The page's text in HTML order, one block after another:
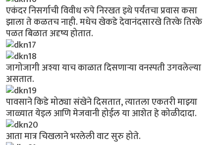
एकंदर निसर्गाची विवीध रुपे निरखत इथे पर्यंतचा प्रवास कसा
झाला ते कळतच नाही. मधेच खेकडे देवानंदसारखे तिरके तिरके
पळत बिळात अदृष्य होतात.
जागोजागी अश्या याच काळात दिसणार्‍या वनस्पती उगवलेल्या
असतात.
पावसाने किडे मोठ्या संखेने दिसतात, त्यातला एकतरी माझ्या
जाळ्यात येइल आणि मेजवानी होईल या आशेत हे कोळीदादा.
आता मात्र चिखलाने भरलेली वाट सुरु होते.